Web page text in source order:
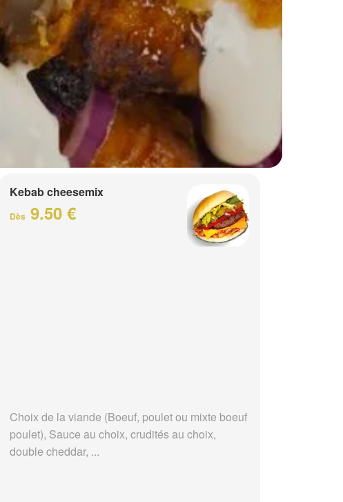
Kebab cheesemix
Dès 9.50 €
Choix de la viande (Boeuf, poulet ou mixte boeuf
poulet), Sauce au choix, crudités au choix,
double cheddar, ...